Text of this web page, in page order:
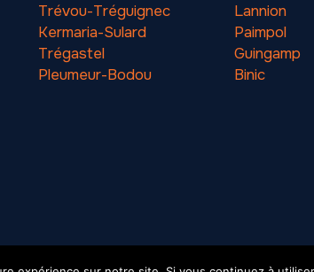
Trévou-Tréguignec
Kermaria-Sulard
Trégastel
Pleumeur-Bodou
Lannion
Paimpol
Guingamp
Binic